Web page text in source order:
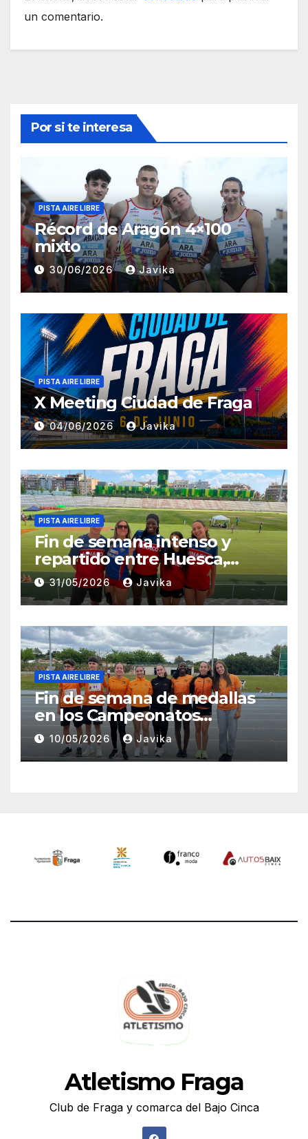
un comentario.
Por si te interesa
PISTA AIRE LIBRE
Récord de Aragón 4×100
mixto
30/06/2026 Javika
PISTA AIRE LIBRE
X Meeting Ciudad de Fraga
04/06/2026 Javika
PISTA AIRE LIBRE
Fin de semana intenso y
repartido entre Huesca,
Zaragoza y Madrid para el
Club Atletismo Fraga
31/05/2026 Javika
PISTA AIRE LIBRE
Fin de semana de medallas
en los Campeonatos
Provinciales Sub-14 y Sub-16
10/05/2026 Javika
Atletismo Fraga
Club de Fraga y comarca del Bajo Cinca